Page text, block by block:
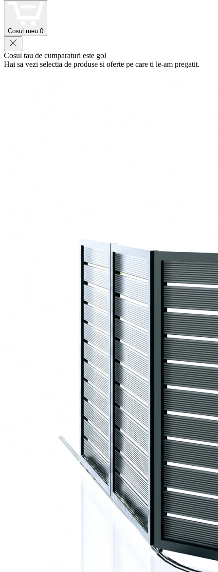
Cosul meu 0
Cosul tau de cumparaturi este gol
Hai sa vezi selectia de produse si oferte pe care ti le-am pregatit.